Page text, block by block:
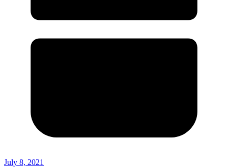
July 8, 2021